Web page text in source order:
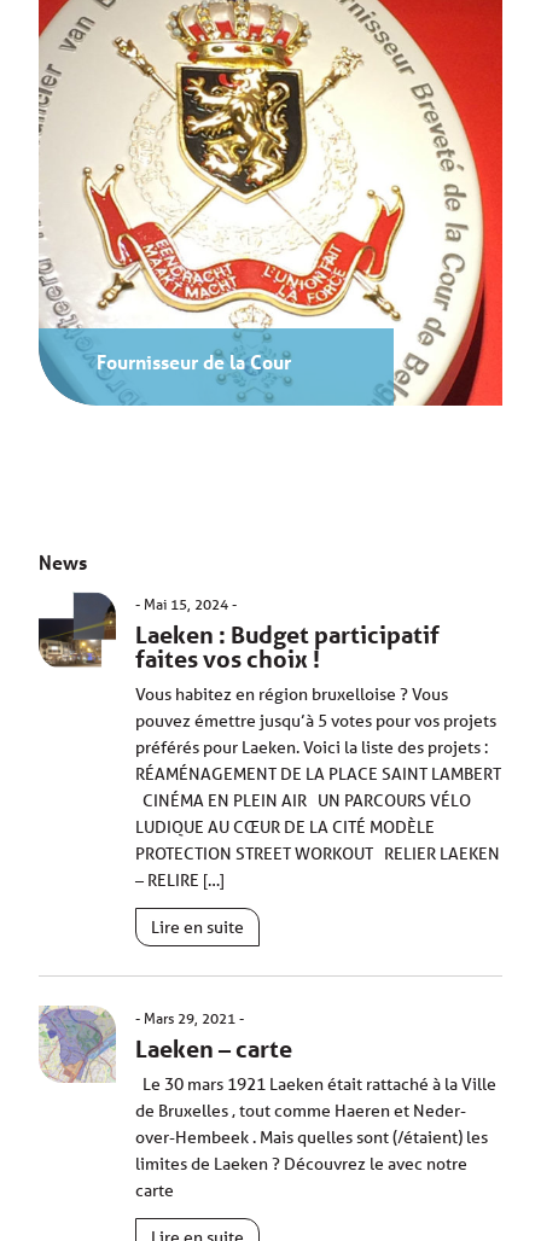
Fournisseur de la Cour
News
Mai 15, 2024
Laeken : Budget participatif
faites vos choix !
Vous habitez en région bruxelloise ? Vous
pouvez émettre jusqu’à 5 votes pour vos projets
préférés pour Laeken. Voici la liste des projets :
RÉAMÉNAGEMENT DE LA PLACE SAINT LAMBERT
CINÉMA EN PLEIN AIR UN PARCOURS VÉLO
LUDIQUE AU CŒUR DE LA CITÉ MODÈLE
PROTECTION STREET WORKOUT RELIER LAEKEN
– RELIRE […]
Lire en suite
Mars 29, 2021
Laeken – carte
Le 30 mars 1921 Laeken était rattaché à la Ville
de Bruxelles , tout comme Haeren et Neder-
over-Hembeek . Mais quelles sont (/étaient) les
limites de Laeken ? Découvrez le avec notre
carte